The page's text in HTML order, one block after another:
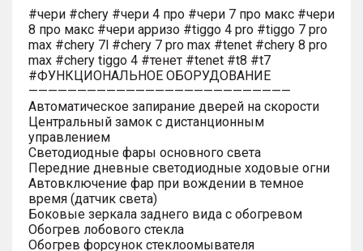
#чери #chery #чери 4 про #чери 7 про макс #чери
8 про макс #чери арризо #tiggo 4 pro #tiggo 7 pro
max #chery 7l #chery 7 pro max #tenet #chery 8 pro
max #chery tiggo 4 #тенет #tenet #t8 #t7
#ФУНКЦИОНАЛЬНОЕ ОБОРУДОВАНИЕ
———————————————————————————
Автоматическое запирание дверей на скорости
Центральный замок с дистанционным
управлением
Светодиодные фары основного света
Передние дневные светодиодные ходовые огни
Автовключение фар при вождении в темное
время (датчик света)
Боковые зеркала заднего вида с обогревом
Обогрев лобового стекла
Обогрев форсунок стеклоомывателя